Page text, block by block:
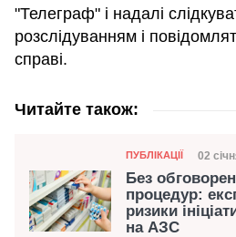
"Телеграф" і надалі
розслідуванням і
справі.
Читайте також:
Категорія
ПУБЛІКАЦІЇ Дата
02
Без
процедур:
ризики
на АЗС